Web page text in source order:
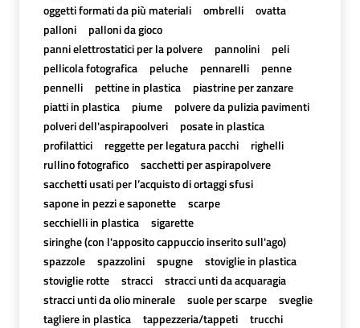
oggetti formati da più materiali
ombrelli
ovatta
palloni
palloni da gioco
panni elettrostatici per la polvere
pannolini
peli
pellicola fotografica
peluche pennarelli
penne
pennelli
pettine in plastica
piastrine per zanzare
piatti in plastica
piume
polvere da pulizia pavimenti
polveri dell'aspirapoolveri
posate in plastica
profilattici
reggette per legatura pacchi
righelli
rullino fotografico
sacchetti per aspirapolvere
sacchetti usati per l’acquisto di ortaggi sfusi
sapone in pezzi e saponette
scarpe
secchielli in plastica
sigarette
siringhe (con l'apposito cappuccio inserito sull'ago)
spazzole
spazzolini spugne
stoviglie in plastica
stoviglie rotte
stracci
stracci unti da acquaragia
stracci unti da olio minerale
suole per scarpe
sveglie
tagliere in plastica
tappezzeria/tappeti
trucchi